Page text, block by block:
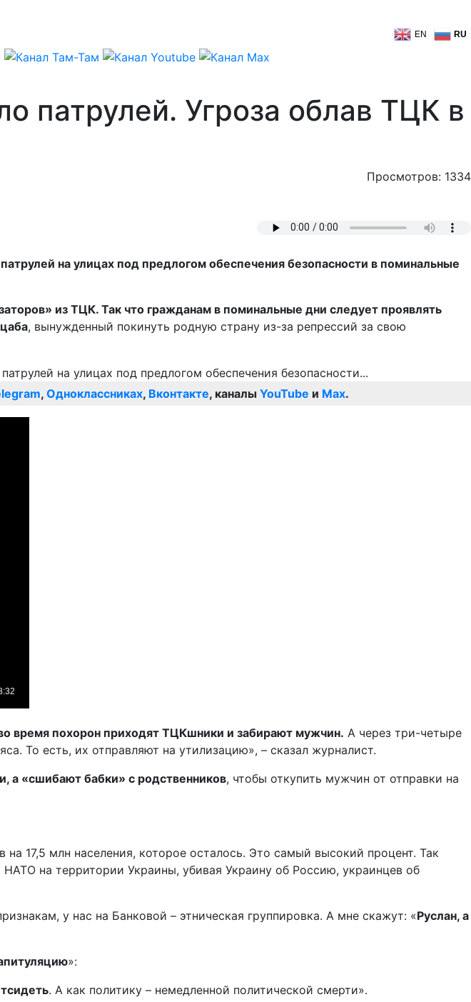
EN RU
патрулей. Угроза облав ТЦК в
Просмотров: 1334
на улицах под предлогом обеспечения безопасности в поминальные
из ТЦК. Так что гражданам в поминальные дни следует проявлять
, вынужденный покинуть родную страну из-за репрессий за свою
, Одноклассниках, Вконтакте, каналы YouTube и Max.
время похорон приходят ТЦКшники и забирают мужчин. А через три-четыре
То есть, их отправляют на утилизацию», – сказал журналист.
а «сшибают бабки» с родственников, чтобы откупить мужчин от отправки на
17,5 млн населения, которое осталось. Это самый высокий процент. Так
на территории Украины, убивая Украину об Россию, украинцев об
у нас на Банковой – этническая группировка. А мне скажут: «Руслан, а
»:
. А как политику – немедленной политической смерти».